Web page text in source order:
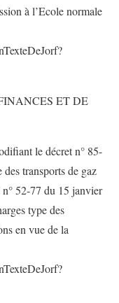
à l’Ecole normale
ET DE
le décret n° 85-
transports de gaz
52-77 du 15 janvier
type des
en vue de la